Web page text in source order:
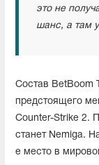
это не
шанс, а там
Состав BetBoom
предстоящего
Counter-Strike 2.
станет Nemiga.
е место в